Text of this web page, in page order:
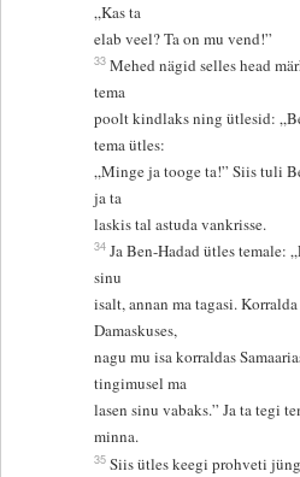
„Kas ta
elab veel? Ta on mu vend!”
33 Mehed nägid selles head
tema
poolt kindlaks ning ütlesid:
tema ütles:
„Minge ja tooge ta!” Siis tuli
ja ta
laskis tal astuda vankrisse.
34 Ja Ben-Hadad ütles temale:
sinu
isalt, annan ma tagasi.
Damaskuses,
nagu mu isa korraldas
tingimusel ma
lasen sinu vabaks.” Ja ta tegi
minna.
35 Siis ütles keegi prohveti